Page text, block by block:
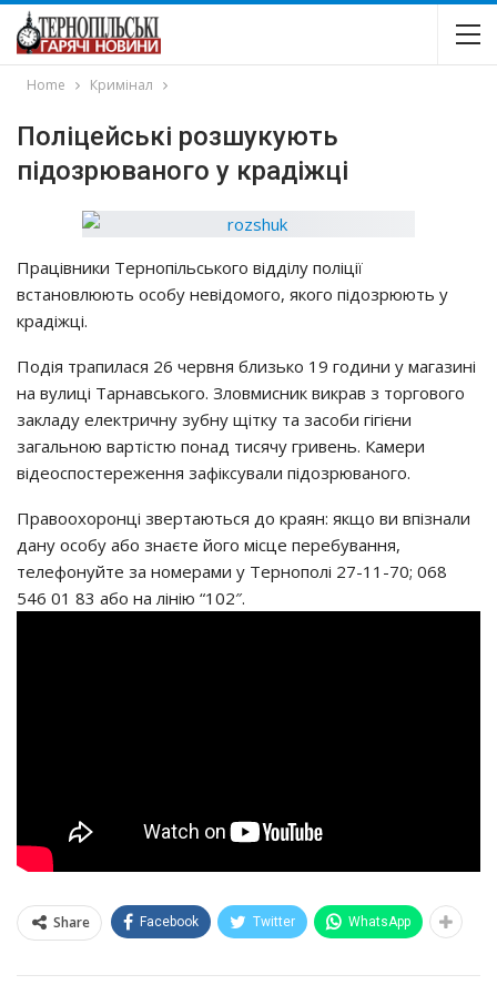
Home Кримінал
Поліцейські розшукують
підозрюваного у крадіжці
Працівники Тернопільського відділу поліції
встановлюють особу невідомого, якого підозрюють у
крадіжці.
Подія трапилася 26 червня близько 19 години у магазині
на вулиці Тарнавського. Зловмисник викрав з торгового
закладу електричну зубну щітку та засоби гігієни
загальною вартістю понад тисячу гривень. Камери
відеоспостереження зафіксували підозрюваного.
Правоохоронці звертаються до краян: якщо ви впізнали
дану особу або знаєте його місце перебування,
телефонуйте за номерами у Тернополі 27-11-70; 068
546 01 83 або на лінію “102″.
Share Facebook Twitter WhatsApp